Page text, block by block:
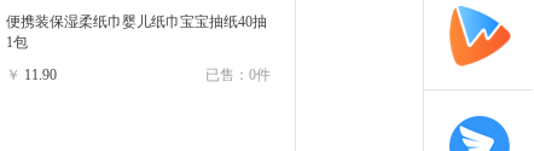
便携装保湿柔纸巾婴儿纸巾宝宝抽纸40抽
1包
￥ 11.90 已售：0件